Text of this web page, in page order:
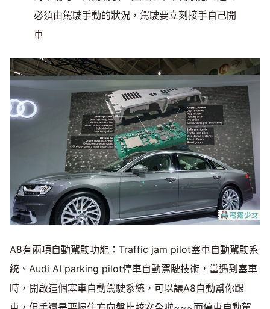
必須由駕駛手動的狀況，駕駛要立刻接手自己開
車
A8有兩項自動駕駛功能：Traffic jam pilot塞車自動駕駛系
統、Audi AI parking pilot停車自動駕駛技術，當遇到塞車
時，開啟這個塞車自動駕駛系統，可以讓A8自動幫你跟